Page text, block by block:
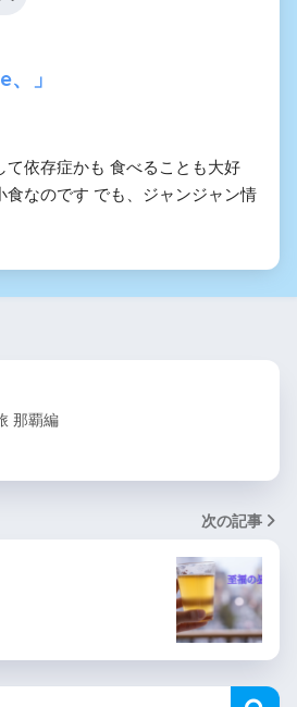
、」
て依存症かも 食べることも大好
食なのです でも、ジャンジャン情
那覇編
次の記事